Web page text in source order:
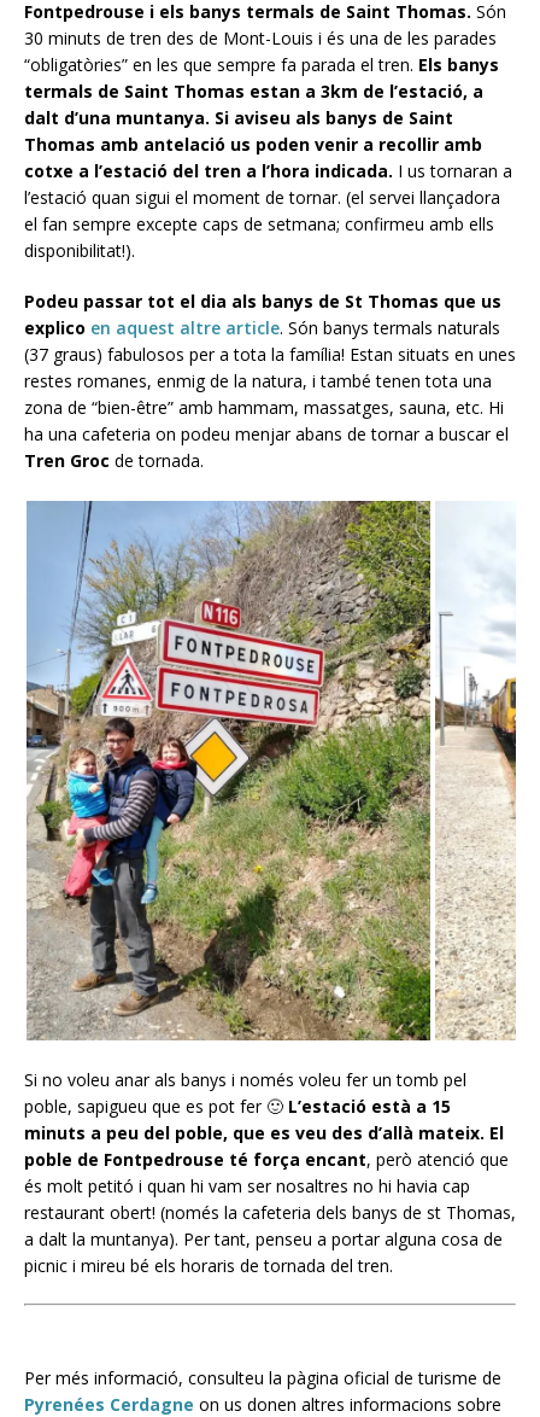
Fontpedrouse i els banys termals de Saint Thomas. Són
30 minuts de tren des de Mont-Louis i és una de les parades
“obligatòries” en les que sempre fa parada el tren. Els banys
termals de Saint Thomas estan a 3km de l’estació, a
dalt d’una muntanya. Si aviseu als banys de Saint
Thomas amb antelació us poden venir a recollir amb
cotxe a l’estació del tren a l’hora indicada. I us tornaran a
l’estació quan sigui el moment de tornar. (el servei llançadora
el fan sempre excepte caps de setmana; confirmeu amb ells
disponibilitat!).
Podeu passar tot el dia als banys de St Thomas que us
explico en aquest altre article. Són banys termals naturals
(37 graus) fabulosos per a tota la família! Estan situats en unes
restes romanes, enmig de la natura, i també tenen tota una
zona de “bien-être” amb hammam, massatges, sauna, etc. Hi
ha una cafeteria on podeu menjar abans de tornar a buscar el
Tren Groc de tornada.
Si no voleu anar als banys i només voleu fer un tomb pel
poble, sapigueu que es pot fer 🙂 L’estació està a 15
minuts a peu del poble, que es veu des d’allà mateix. El
poble de Fontpedrouse té força encant, però atenció que
és molt petitó i quan hi vam ser nosaltres no hi havia cap
restaurant obert! (només la cafeteria dels banys de st Thomas,
a dalt la muntanya). Per tant, penseu a portar alguna cosa de
picnic i mireu bé els horaris de tornada del tren.
Per més informació, consulteu la pàgina oficial de turisme de
Pyrenées Cerdagne on us donen altres informacions sobre